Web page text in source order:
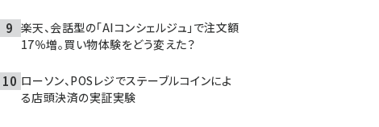
楽天、会話型の「AIコンシェルジュ」で注文額
17％増。買い物体験をどう変えた？
ローソン、POSレジでステーブルコインによ
る店頭決済の実証実験